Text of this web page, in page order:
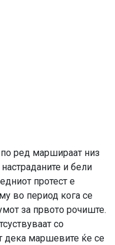
ред маршираат низ
и бели
протест е
во период кога се
за првото рочиште.
со
дека маршевите ќе се